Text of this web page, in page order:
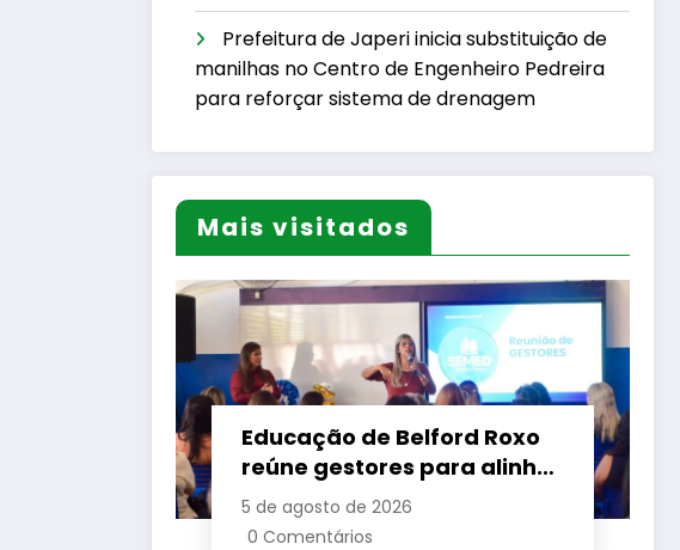
Prefeitura de Japeri inicia substituição de
manilhas no Centro de Engenheiro Pedreira
para reforçar sistema de drenagem
Mais visitados
Educação de Belford Roxo
reúne gestores para alinhar
ações e fortalecer
planejamento do segundo
5 de agosto de 2026
0 Comentários